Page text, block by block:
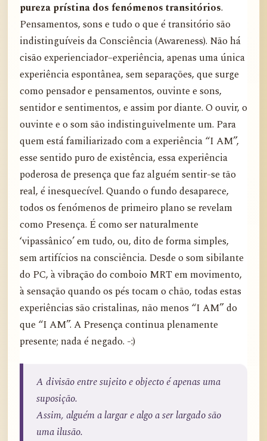
pureza prístina dos fenómenos transitórios.
Pensamentos, sons e tudo o que é transitório são
indistinguíveis da Consciência (Awareness). Não há
cisão experienciador–experiência, apenas uma única
experiência espontânea, sem separações, que surge
como pensador e pensamentos, ouvinte e sons,
sentidor e sentimentos, e assim por diante. O ouvir, o
ouvinte e o som são indistinguivelmente um. Para
quem está familiarizado com a experiência “I AM”,
esse sentido puro de existência, essa experiência
poderosa de presença que faz alguém sentir-se tão
real, é inesquecível. Quando o fundo desaparece,
todos os fenómenos de primeiro plano se revelam
como Presença. É como ser naturalmente
‘vipassânico’ em tudo, ou, dito de forma simples,
sem artifícios na consciência. Desde o som sibilante
do PC, à vibração do comboio MRT em movimento,
à sensação quando os pés tocam o chão, todas estas
experiências são cristalinas, não menos “I AM” do
que “I AM”. A Presença continua plenamente
presente; nada é negado. -:)
A divisão entre sujeito e objecto é apenas uma
suposição.
Assim, alguém a largar e algo a ser largado são
uma ilusão.